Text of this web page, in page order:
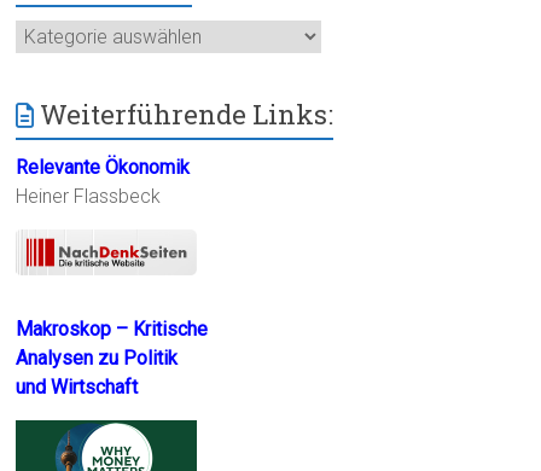
Kategorien
Weiterführende Links:
Relevante Ökonomik
Heiner Flassbeck
Makroskop – Kritische
Analysen zu Politik
und Wirtschaft